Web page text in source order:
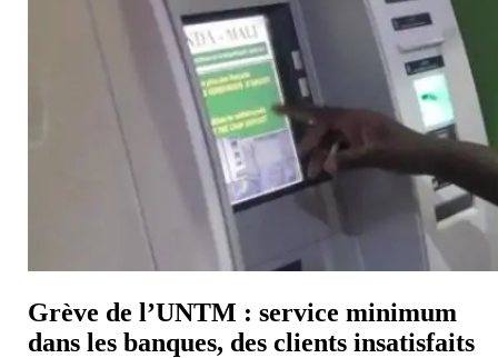
Grève de l’UNTM : service minimum
dans les banques, des clients insatisfaits